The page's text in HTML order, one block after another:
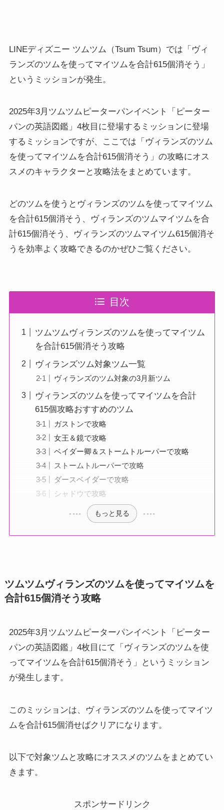
LINEディズニー ツムツム（Tsum Tsum）では「ヴィ
ランズのツムを使ってマイツムを合計615個消そう」
というミッションが発生。
2025年3月ツムツムピーターパンイベント「ピーター
パンの英語図鑑」4枚目に登場するミッションに登場
するミッションですが、ここでは「ヴィランズのツム
を使ってマイツムを合計615個消そう」の攻略にオス
スメのキャラクターと攻略法をまとめています。
どのツムを使うとヴィランズのツムを使ってマイツム
を合計615個消そう、ヴィランズのツムマイツムを合
計615個消そう、ヴィランズのツムマイツム615個消そ
うを効率よく攻略できるのかぜひご覧ください。
目次
ツムツムヴィランズのツムを使ってマイツム
を合計615個消そう攻略
ヴィランズツム対象ツム一覧
ヴィランズのツム対象の3月新ツム
ヴィランズのツムを使ってマイツムを合計
615個攻略おすすめのツム
ガストンで攻略
女王＆鏡で攻略
ベイダー卿＆ストームトルーパーで攻略
ストームトルーパーで攻略
ダースベイダーで攻略
シャドウで攻略
もっと見る
ツムツムヴィランズのツムを使ってマイツムを
合計615個消そう攻略
2025年3月ツムツムピーターパンイベント「ピーター
パンの英語図鑑」4枚目にて「ヴィランズのツムを使
ってマイツムを合計615個消そう」というミッション
が発生します。
このミッションは、ヴィランズのツムを使ってマイツ
ムを合計615個消せばクリアになります。
以下で対象ツムと攻略にオススメのツムをまとめてい
きます。
スポンサードリンク